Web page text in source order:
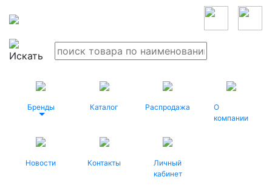
Бренды Каталог Распродажа
О
компании
Новости Контакты
Личный
кабинет